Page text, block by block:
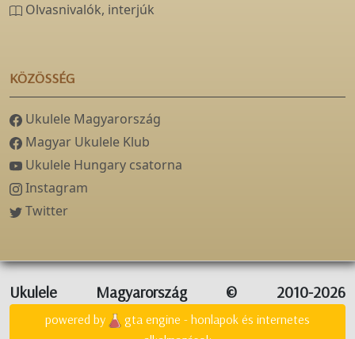
Olvasnivalók, interjúk
KÖZÖSSÉG
Ukulele Magyarország
Magyar Ukulele Klub
Ukulele Hungary csatorna
Instagram
Twitter
Ukulele Magyarország © 2010-2026
powered by
gta engine - honlapok és internetes